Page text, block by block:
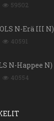
59502
N-Erä III N)
40591
N-Happee N)
40554